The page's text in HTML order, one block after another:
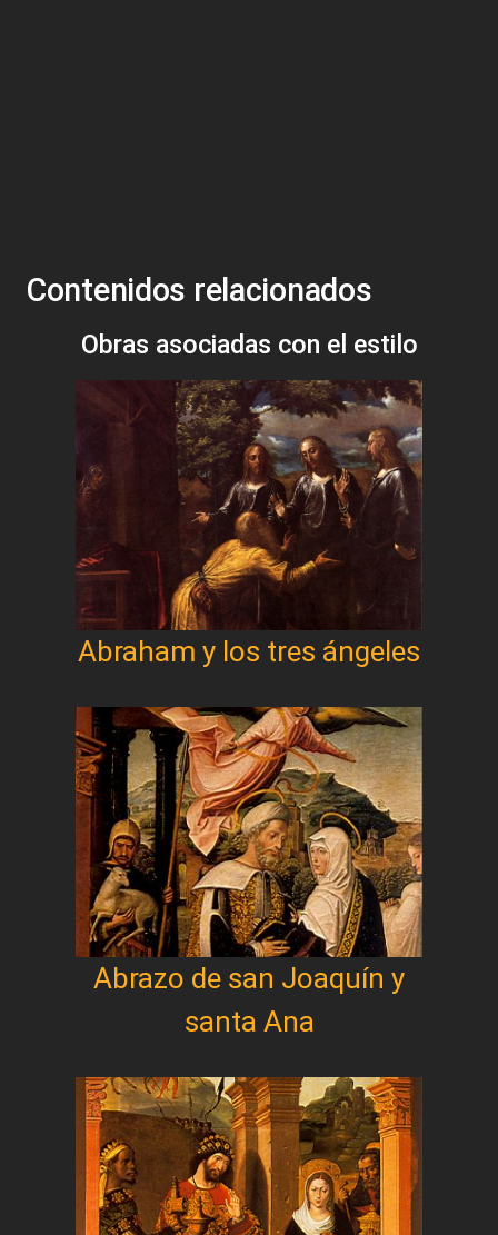
Contenidos relacionados
Obras asociadas con el estilo
Abraham y los tres ángeles
Abrazo de san Joaquín y
santa Ana